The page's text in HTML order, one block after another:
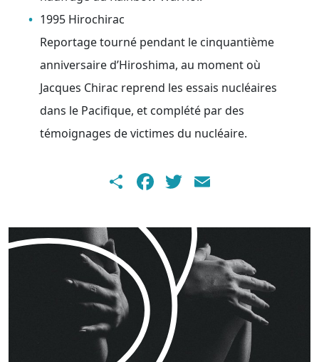
1995 Hirochirac
Reportage tourné pendant le cinquantième
anniversaire d’Hiroshima, au moment où
Jacques Chirac reprend les essais nucléaires
dans le Pacifique, et complété par des
témoignages de victimes du nucléaire.
ShareFacebook
Twitter